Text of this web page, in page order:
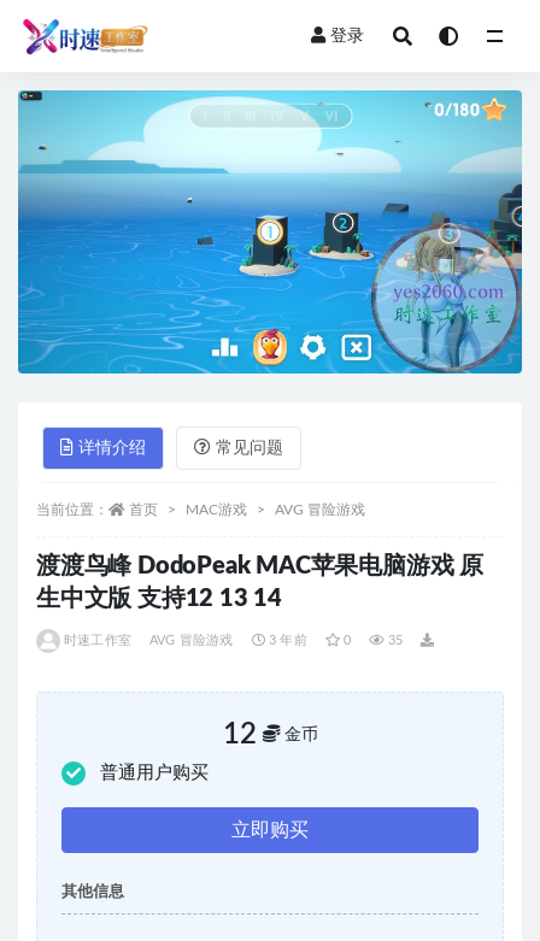
登录
详情介绍 常见问题
当前位置： 首页 MAC游戏 AVG 冒险游戏
渡渡鸟峰 DodoPeak MAC苹果电脑游戏 原
生中文版 支持12 13 14
时速工作室 AVG 冒险游戏 3 年前 0 35
12 金币
普通用户购买
立即购买
其他信息